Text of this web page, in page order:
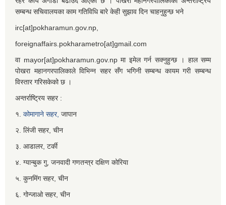
सम्बन्ध सचिवालयका काम गतिविधि बारे केही सुझाव दिन चाहनुहुन्छ भने
irc[at]pokharamun.gov.np,
foreignaffairs.pokharametro[at]gmail.com
वा mayor[at]pokharamun.gov.np मा इमेल गर्न सक्नुहुन्छ । हाल सम्म
पोखरा महानगरपालिकाले विभिन्न सहर सँग भगिनी सम्बन्ध कायम गरी सम्बन्ध
विस्तार गरिसकेको छ ।
अन्तर्राष्ट्रिय सहर :
१. कोमागाने सहर, जापान
२. लिंजी सहर, चीन
३. आडालर, टर्की
४. ग्यान्बुक गु, जनवादी गणतन्त्र दक्षिण कोरिया
५. कुनमिंग सहर, चीन
६. गोन्जाओ सहर, चीन